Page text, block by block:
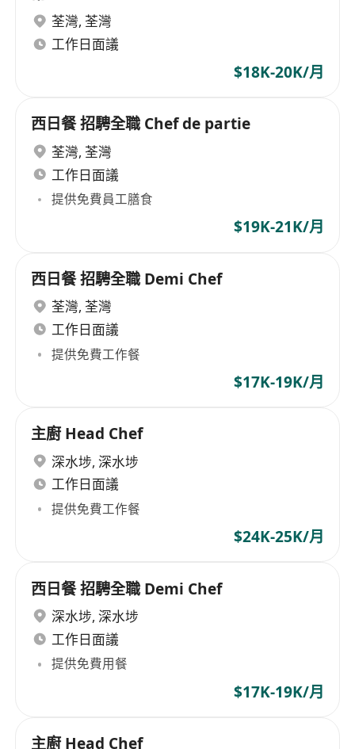
荃灣, 荃灣
工作日面議
$18K-20K/月
西日餐 招騁全職 Chef de partie
荃灣, 荃灣
工作日面議
提供免費員工膳食
$19K-21K/月
西日餐 招騁全職 Demi Chef
荃灣, 荃灣
工作日面議
提供免費工作餐
$17K-19K/月
主廚 Head Chef
深水埗, 深水埗
工作日面議
提供免費工作餐
$24K-25K/月
西日餐 招騁全職 Demi Chef
深水埗, 深水埗
工作日面議
提供免費用餐
$17K-19K/月
主廚 Head Chef